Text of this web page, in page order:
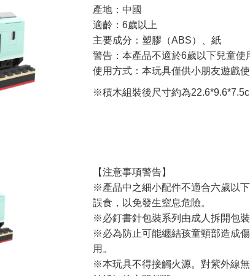
產地：中國
適齡：6歲以上
主要成分：塑膠（ABS）、紙
警告：本產品不適於6歲以下兒童使
使用方式：本玩具僅供小朋友遊戲使
※積木組裝後尺寸約為
【注意事項警告】
※產品中之細小配件不適合六歲以
誤食，以免發生窒息危險。
※必釘書針包裝系列由成人拆開包裝
※必為防止可能纏結孩童頸部造成
用。
※本玩具不得接觸火源。對紫外線